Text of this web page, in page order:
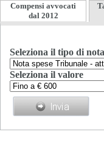
Compensi avvocati
dal 2012
Seleziona il tipo di
Seleziona il valore